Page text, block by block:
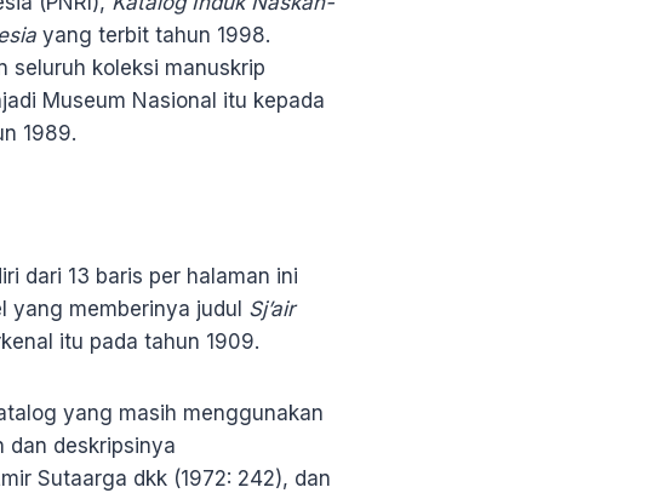
yang terbit tahun 1998.
seluruh koleksi manuskrip
Museum Nasional itu kepada
1989.
dari 13 baris per halaman ini
yang memberinya judul Sj’air
itu pada tahun 1909.
yang masih menggunakan
dan deskripsinya
Sutaarga dkk (1972: 242), dan